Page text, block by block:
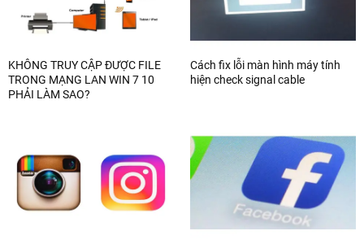
KHÔNG TRUY CẬP ĐƯỢC FILE
TRONG MẠNG LAN WIN 7 10
PHẢI LÀM SAO?
Cách fix lỗi màn hình máy tính
hiện check signal cable